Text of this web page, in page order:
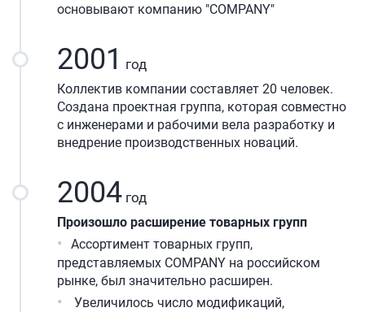
основывают компанию "COMPANY"
2001 год
Коллектив компании составляет 20 человек.
Создана проектная группа, которая совместно
с инженерами и рабочими вела разработку и
внедрение производственных новаций.
2004 год
Произошло расширение товарных групп
Ассортимент товарных групп,
представляемых COMPANY на российском
рынке, был значительно расширен.
Увеличилось число модификаций,